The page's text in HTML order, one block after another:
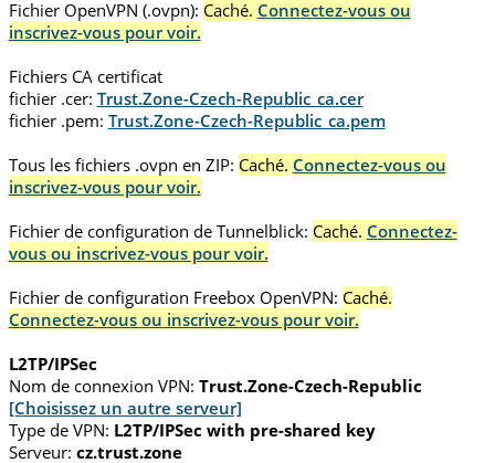
Fichier OpenVPN (.ovpn): Caché. Connectez-vous ou
inscrivez-vous pour voir.
Fichiers CA certificat
fichier .cer: Trust.Zone-Czech-Republic_ca.cer
fichier .pem: Trust.Zone-Czech-Republic_ca.pem
Tous les fichiers .ovpn en ZIP: Caché. Connectez-vous ou
inscrivez-vous pour voir.
Fichier de configuration de Tunnelblick: Caché. Connectez-
vous ou inscrivez-vous pour voir.
Fichier de configuration Freebox OpenVPN: Caché.
Connectez-vous ou inscrivez-vous pour voir.
L2TP/IPSec
Nom de connexion VPN: Trust.Zone-Czech-Republic
[Choisissez un autre serveur]
Type de VPN: L2TP/IPSec with pre-shared key
Serveur: cz.trust.zone